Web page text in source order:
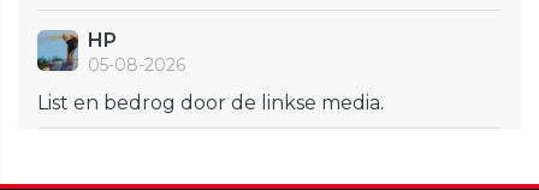
HP
05-08-2026
List en bedrog door de linkse media.